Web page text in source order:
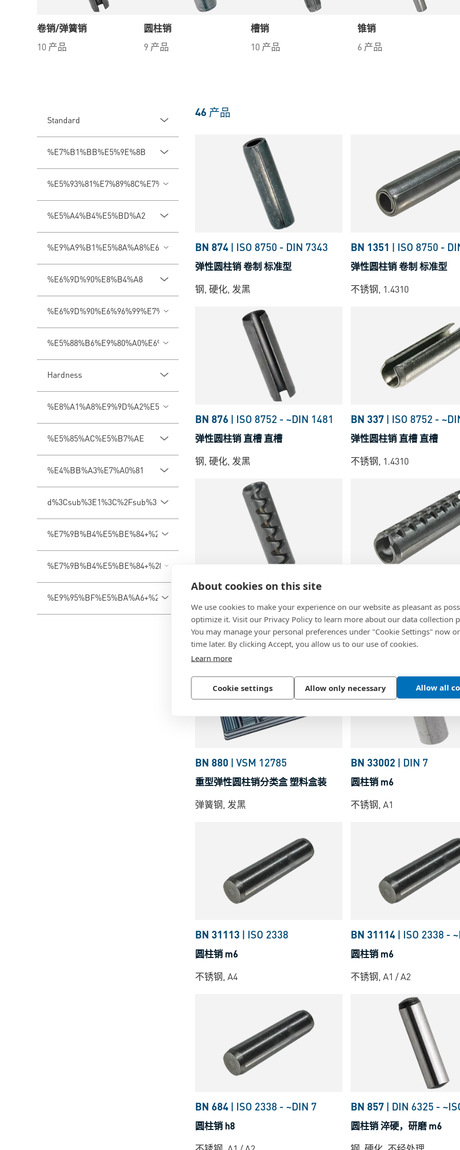
About cookies on this site
We use cookies to make your experience on our website as pleasant as
optimize it. Visit our Privacy Policy to learn more about our data collection
You may manage your personal preferences under "Cookie Settings" now
time later. By clicking Accept, you allow us to our use of cookies.
Learn more
Cookie settings Allow only necessary Allow all
卷销/弹簧销
10 产品
圆柱销
9 产品
槽销
10 产品
锥销
6 产品
Standard
%E7%B1%BB%E5%9E%8B
%E5%93%81%E7%89%8C%E7%B3%BB%E5%88%97
%E5%A4%B4%E5%BD%A2
%E9%A9%B1%E5%8A%A8%E6%A7%BD%E5%9E%8B
%E6%9D%90%E8%B4%A8
%E6%9D%90%E6%96%99%E7%B1%BB%E5%9E%8B
%E5%88%B6%E9%80%A0%E6%9D%90%E6%96%99
Hardness
%E8%A1%A8%E9%9D%A2%E5%A4%84%E7%90%86
%E5%85%AC%E5%B7%AE
%E4%BB%A3%E7%A0%81
d%3Csub%3E1%3C%2Fsub%3E
%E7%9B%B4%E5%BE%84+%28d1%29
%E7%9B%B4%E5%BE%84+%28d%3Csub%3E1%3C%2Fsub%3E+nom.%29
%E9%95%BF%E5%BA%A6+%28L%29
46 产品
BN 874 | ISO 8750 - DIN 7343
弹性圆柱销 卷制 标准型
钢, 硬化, 发黑
BN 1351 | ISO 8750 -
弹性圆柱销 卷制 标准型
不锈钢, 1.4310
BN 876 | ISO 8752 - ~DIN 1481
弹性圆柱销 直槽 直槽
钢, 硬化, 发黑
BN 337 | ISO 8752 -
弹性圆柱销 直槽 直槽
不锈钢, 1.4310
BN 879|~VSM 12785
重型弹性圆柱销 带锯齿状槽
弹簧钢, 发黑
重型弹性圆柱销 带锯齿状
不锈钢, 1.4310
BN 880 | VSM 12785
重型弹性圆柱销分类盒 塑料盒装
弹簧钢, 发黑
BN 33002 | DIN 7
圆柱销 m6
不锈钢, A1
BN 31113 | ISO 2338
圆柱销 m6
不锈钢, A4
BN 31114 | ISO 2338 -
圆柱销 m6
不锈钢, A1 / A2
BN 684 | ISO 2338 - ~DIN 7
圆柱销 h8
BN 857 | DIN 6325 -
圆柱销 淬硬，研磨 m6